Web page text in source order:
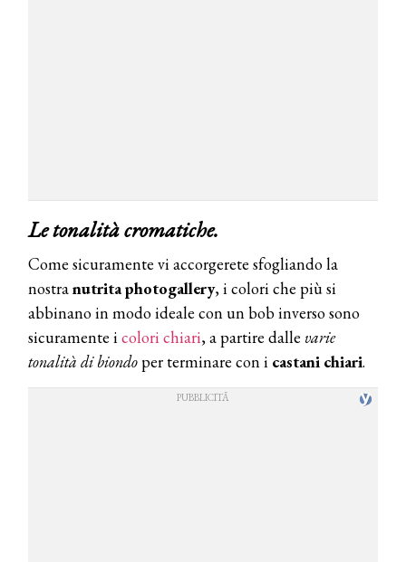
Le tonalità cromatiche.
Come sicuramente vi accorgerete sfogliando la
nostranutrita photogallery, i colori che più si
abbinano in modo ideale con un bob inverso sono
sicuramente icolori chiari, a partire dalle varie
tonalità di biondoper terminare con i castani chiari.